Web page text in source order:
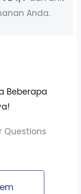
Anda.
Beberapa
Questions